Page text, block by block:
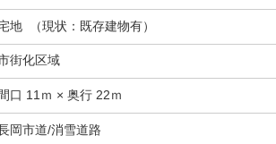
地 （現状：既存建物有）
街化区域
間口 11ｍ × 奥行 22ｍ
岡市道/消雪道路